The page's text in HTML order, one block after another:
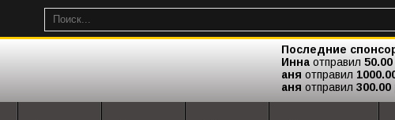
Последние
Инна отправил 50.00
аня отправил
аня отправил 300.00